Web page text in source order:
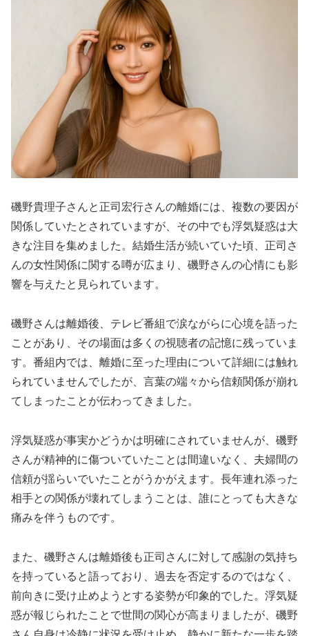
磯野貴理子さんと正司宏行さんの離婚には、複数の要因が
関係していたとされていますが、その中でも浮気疑惑は大
きな注目を集めました。結婚生活が続いていた頃、正司さ
んの女性関係に関する噂が広まり、磯野さんの心情にも影
響を与えたと見られています。
磯野さんは離婚後、テレビ番組で涙ながらに心境を語った
ことがあり、その場面は多くの視聴者の記憶に残っていま
す。番組内では、離婚に至った理由について詳細には触れ
られていませんでしたが、言葉の端々から信頼関係が崩れ
てしまったことが伝わってきました。
浮気疑惑が事実かどうかは明確にされていませんが、磯野
さんが精神的に傷ついていたことは間違いなく、夫婦間の
信頼が揺らいでいたことがうかがえます。長年連れ添った
相手との関係が壊れてしまうことは、誰にとっても大きな
痛みを伴うものです。
また、磯野さんは離婚後も正司さんに対して感謝の気持ち
を持っていると語っており、過去を否定するのではなく、
前向きに受け止めようとする姿勢が印象的でした。浮気疑
惑が報じられたことで世間の関心が高まりましたが、磯野